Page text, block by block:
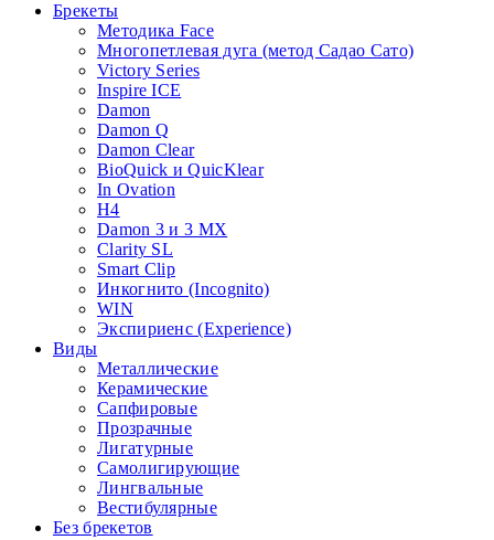
Брекеты
Методика Face
Многопетлевая дуга (метод Садао Сато)
Victory Series
Inspire ICE
Damon
Damon Q
Damon Clear
BioQuick и QuicKlear
In Ovation
H4
Damon 3 и 3 MX
Clarity SL
Smart Clip
Инкогнито (Incognito)
WIN
Экспириенс (Experience)
Виды
Металлические
Керамические
Сапфировые
Прозрачные
Лигатурные
Самолигирующие
Лингвальные
Вестибулярные
Без брекетов